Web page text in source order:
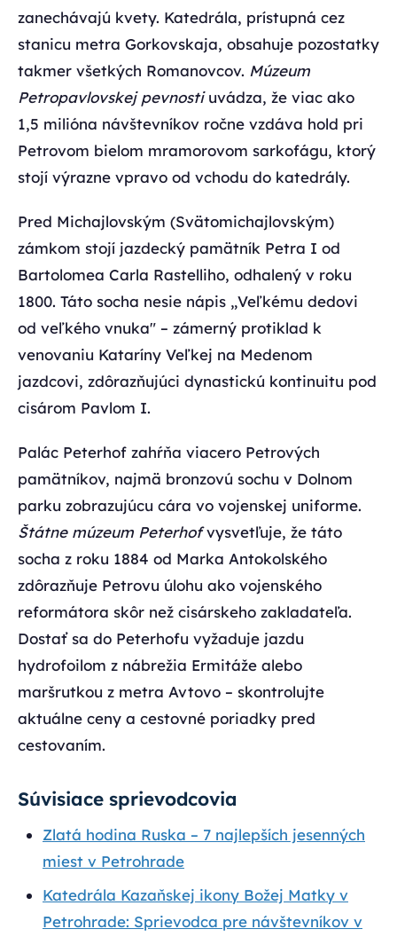
zanechávajú kvety. Katedrála, prístupná cez
stanicu metra Gorkovskaja, obsahuje pozostatky
takmer všetkých Romanovcov. Múzeum
Petropavlovskej pevnostiuvádza, že viac ako
1,5 milióna návštevníkov ročne vzdáva hold pri
Petrovom bielom mramorovom sarkofágu, ktorý
stojí výrazne vpravo od vchodu do katedrály.
Pred Michajlovským (Svätomichajlovským)
zámkom stojí jazdecký pamätník Petra I od
Bartolomea Carla Rastelliho, odhalený v roku
1800. Táto socha nesie nápis „Veľkému dedovi
od veľkého vnuka" – zámerný protiklad k
venovaniu Kataríny Veľkej na Medenom
jazdcovi, zdôrazňujúci dynastickú kontinuitu pod
cisárom Pavlom I.
Palác Peterhof zahŕňa viacero Petrových
pamätníkov, najmä bronzovú sochu v Dolnom
parku zobrazujúcu cára vo vojenskej uniforme.
Štátne múzeum Peterhofvysvetľuje, že táto
socha z roku 1884 od Marka Antokolského
zdôrazňuje Petrovu úlohu ako vojenského
reformátora skôr než cisárskeho zakladateľa.
Dostať sa do Peterhofu vyžaduje jazdu
hydrofoilom z nábrežia Ermitáže alebo
maršrutkou z metra Avtovo – skontrolujte
aktuálne ceny a cestovné poriadky pred
cestovaním.
Súvisiace sprievodcovia
Zlatá hodina Ruska – 7 najlepších jesenných
miest v Petrohrade
Katedrála Kazaňskej ikony Božej Matky v
Petrohrade: Sprievodca pre návštevníkov v